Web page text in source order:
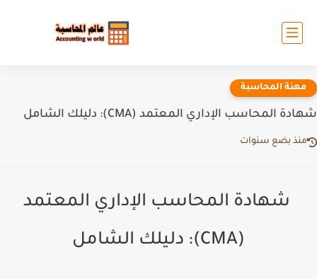
مهنة المحاسبة
شهادة المحاسب الإداري المعتمد (CMA): دليلك الشامل
منذ بضع سنوات
شهادة المحاسب الإداري المعتمد
(CMA): دليلك الشامل